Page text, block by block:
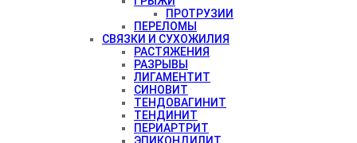
ПРОТРУЗИИ
ПЕРЕЛОМЫ
СВЯЗКИ И СУХОЖИЛИЯ
РАСТЯЖЕНИЯ
РАЗРЫВЫ
ЛИГАМЕНТИТ
СИНОВИТ
ТЕНДОВАГИНИТ
ТЕНДИНИТ
ПЕРИАРТРИТ